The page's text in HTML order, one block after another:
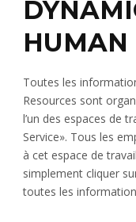
HUMAN
Toutes les
Resources sont
l’un des espaces de
Service». Tous les
à cet espace de
simplement cliquer
toutes les